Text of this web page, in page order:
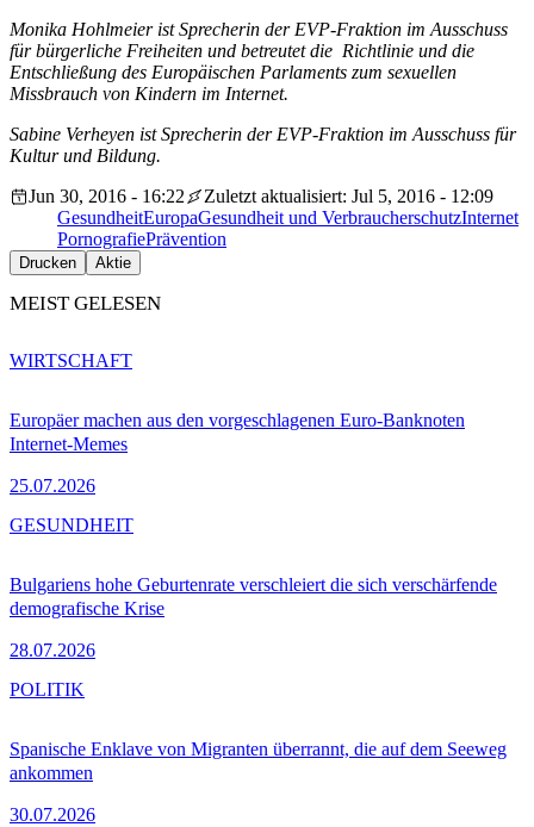
Monika Hohlmeier ist Sprecherin der EVP-Fraktion im Ausschuss
für bürgerliche Freiheiten und betreutet die Richtlinie und die
Entschließung des Europäischen Parlaments zum sexuellen
Missbrauch von Kindern im Internet.
Sabine Verheyen ist Sprecherin der EVP-Fraktion im Ausschuss für
Kultur und Bildung.
Jun 30, 2016 - 16:22
Zuletzt aktualisiert: Jul 5, 2016 - 12:09
GesundheitEuropaGesundheit und VerbraucherschutzInternet
PornografiePrävention
Drucken Aktie
MEIST GELESEN
Europäer machen aus den vorgeschlagenen Euro-Banknoten
Internet-Memes
25.07.2026
WIRTSCHAFT
Bulgariens hohe Geburtenrate verschleiert die sich verschärfende
demografische Krise
28.07.2026
GESUNDHEIT
Spanische Enklave von Migranten überrannt, die auf dem Seeweg
ankommen
30.07.2026
POLITIK